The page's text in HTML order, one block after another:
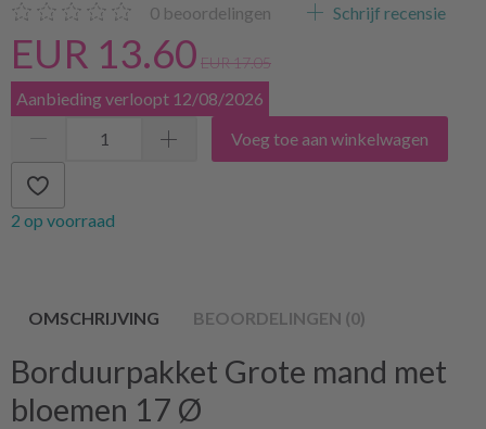
0 beoordelingen Schrijf recensie
EUR 13.60 EUR 17.05
Aanbieding verloopt 12/08/2026
Voeg toe aan winkelwagen
2 op voorraad
OMSCHRIJVING BEOORDELINGEN (0)
Borduurpakket Grote mand met
bloemen 17 Ø